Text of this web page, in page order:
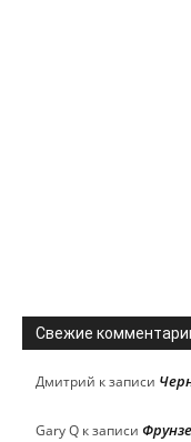
Свежие
Дмитрий к записи
Gary Q к записи